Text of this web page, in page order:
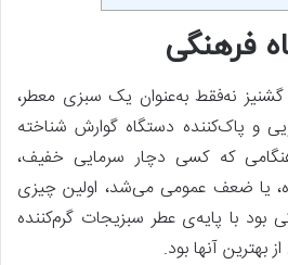
فرهنگی
گشنیز نه‌فقط به‌عنوان یک سبزی معطر،
و پاک‌کننده دستگاه گوارش شناخته
که کسی دچار سرمایی خفیف،
یا ضعف عمومی می‌شد، اولین چیزی
بود با پایه‌ی عطر سبزیجات گرم‌کننده
آنها بود.